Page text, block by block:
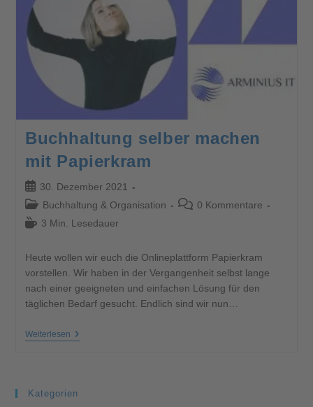
Buchhaltung selber machen
mit Papierkram
30. Dezember 2021
Buchhaltung & Organisation
0 Kommentare
3 Min. Lesedauer
Heute wollen wir euch die Onlineplattform Papierkram
vorstellen. Wir haben in der Vergangenheit selbst lange
nach einer geeigneten und einfachen Lösung für den
täglichen Bedarf gesucht. Endlich sind wir nun…
Weiterlesen
Kategorien